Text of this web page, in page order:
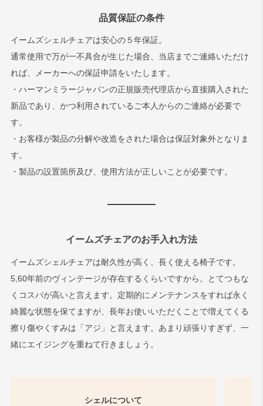
品質保証の条件
イームズシェルチェアは安心の５年保証。
通常使用で万が一不具合が生じた場合、当店までご連絡いただけ
れば、メーカーへの保証申請をいたします。
・ハーマンミラージャパンの正規販売代理店から直接購入された
新品であり、かつ利用されているご本人からのご連絡が必要で
す。
・お客様が製品の分解や改造をされた場合は保証対象外となりま
す。
・製品の設置箇所及び、使用方法が正しいことが必要です。
イームズチェアのお手入れ方法
イームズシェルチェアは耐久性が高く、長く使える椅子です。
5,60年前のヴィンテージが存在するくらいですから。とてつもな
くコスパが高いと言えます。定期的にメンテナンスをすれば永く
綺麗な状態を保てますが、長年お使いいただくことで増えてくる
擦り傷やくすみは「アジ」と言えます。あまり頑張りすぎず、一
緒にエイジングを重ねて行きましょう。
シェルについて